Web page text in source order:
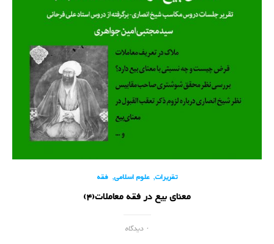
تقریرات,علوم اسلامی, فقه
معنای بیع در فقه معاملات(4)
۰ دیدگاه